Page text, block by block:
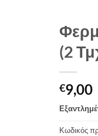
(2
€9,00
Κωδικός